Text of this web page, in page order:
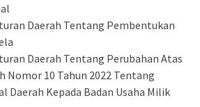
Daerah Tentang Pembentukan
Daerah Tentang Perubahan Atas
Nomor 10 Tahun 2022 Tentang
Daerah Kepada Badan Usaha Milik